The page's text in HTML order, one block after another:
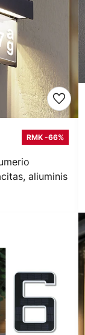
aliuminis
RMK -66%